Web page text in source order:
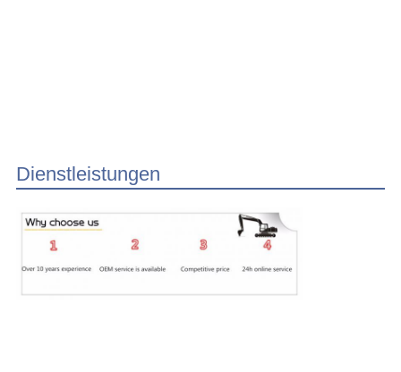
Dienstleistungen